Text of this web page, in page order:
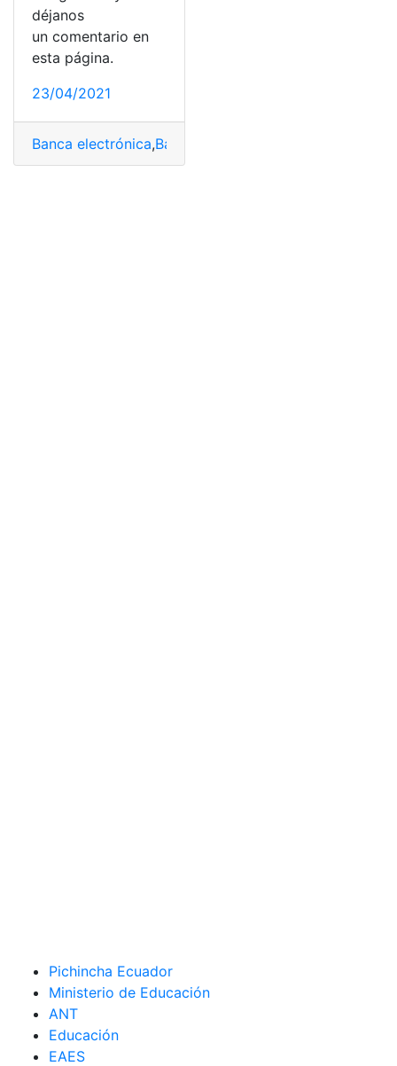
déjanos
un comentario en
esta página.
23/04/2021
Banca electrónica,Banco
Pichincha Ecuador
Ministerio de Educación
ANT
Educación
EAES